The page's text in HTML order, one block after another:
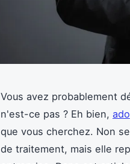
Vous avez probablement
n'est-ce pas ? Eh bien,
que vous cherchez. Non
de traitement, mais elle